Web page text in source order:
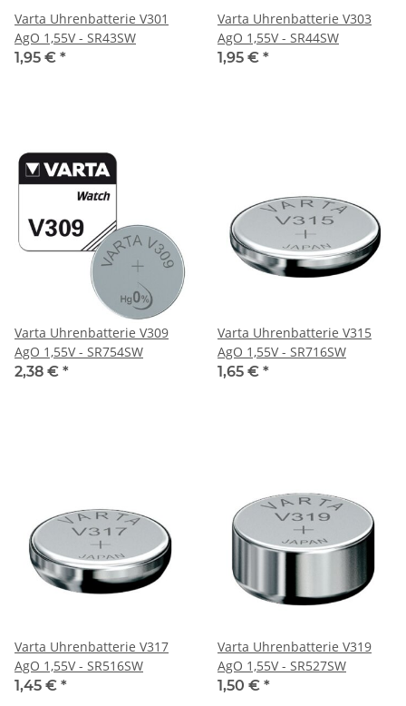
Varta Uhrenbatterie V301
AgO 1,55V - SR43SW
1,95 € *
Varta Uhrenbatterie V303
AgO 1,55V - SR44SW
1,95 € *
Varta Uhrenbatterie V309
AgO 1,55V - SR754SW
2,38 € *
Varta Uhrenbatterie V315
AgO 1,55V - SR716SW
1,65 € *
Varta Uhrenbatterie V317
AgO 1,55V - SR516SW
1,45 € *
Varta Uhrenbatterie V319
AgO 1,55V - SR527SW
1,50 € *